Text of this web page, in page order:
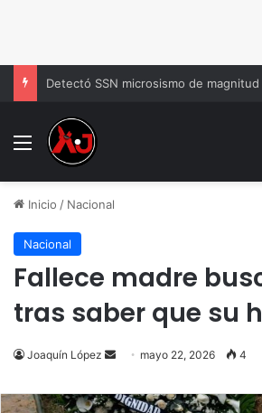
Menu
Inicio / Nacional
Nacional
Fallece madre
tras saber que su
Joaquín López
Send
email
mayo 22, 2026 4